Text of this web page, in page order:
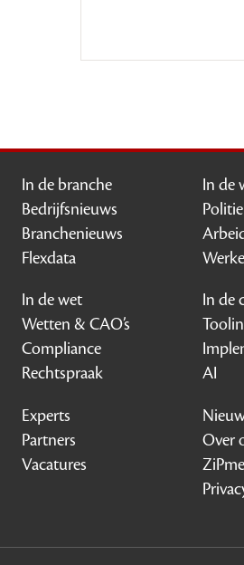
In de branche
Bedrijfsnieuws
Branchenieuws
Flexdata
In de
In de wet
Wetten & CAO’s
Compliance
Rechtspraak
In de
AI
Experts
Partners
Vacatures
Over